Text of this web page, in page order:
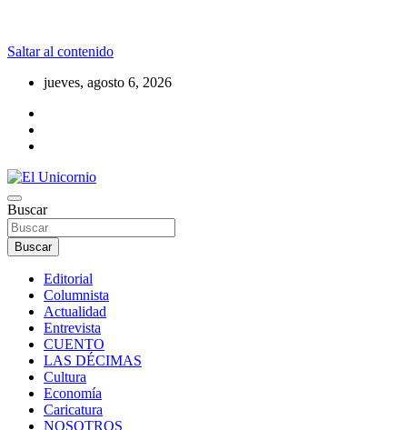
Saltar al contenido
jueves, agosto 6, 2026
El Unicornio
La realidad supera la fantasía
Buscar
Buscar
Editorial
Columnista
Actualidad
Entrevista
CUENTO
LAS DÉCIMAS
Cultura
Economía
Caricatura
NOSOTROS